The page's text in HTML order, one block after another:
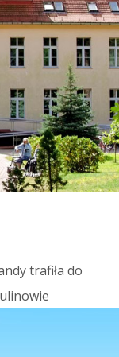
trafiła do